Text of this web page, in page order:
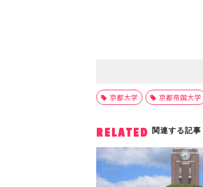
京都大学 京都帝国大学
RELATED 関連する記事